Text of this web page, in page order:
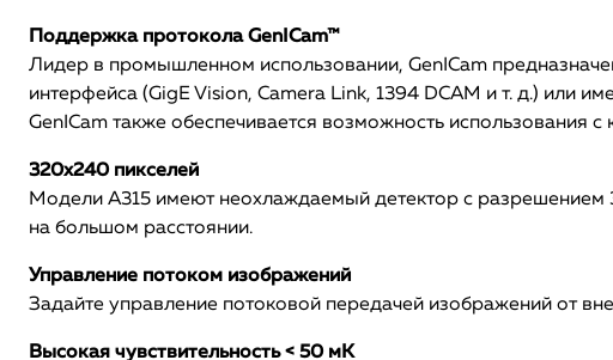
Поддержка протокола GenICam™
Лидер в промышленном использовании, GenICam
интерфейса (GigE Vision, Camera Link, 1394 DCAM и т. д.) или
GenICam также обеспечивается возможность использования
320x240 пикселей
Модели A315 имеют неохлаждаемый детектор с разрешением
на большом расстоянии.
Управление потоком изображений
Задайте управление потоковой передачей изображений от
Высокая чувствительность < 50 мК